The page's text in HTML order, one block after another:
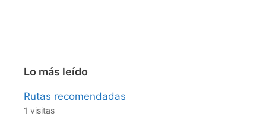
Lo más leído
Rutas recomendadas
1 visitas